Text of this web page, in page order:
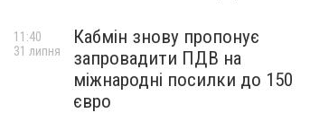
Кабмін знову пропонує
запровадити ПДВ на
міжнародні посилки до 150
євро
11:40
31 липня